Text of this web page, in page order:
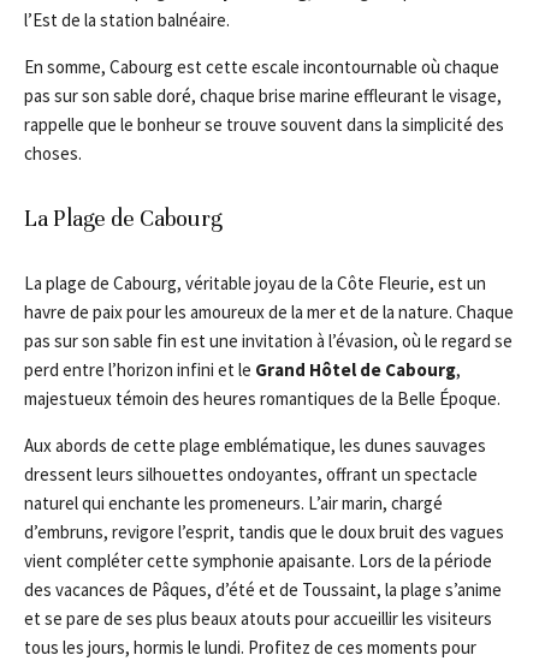
l’Est de la station balnéaire.
En somme, Cabourg est cette escale incontournable où chaque
pas sur son sable doré, chaque brise marine effleurant le visage,
rappelle que le bonheur se trouve souvent dans la simplicité des
choses.
La Plage de Cabourg
La plage de Cabourg, véritable joyau de la Côte Fleurie, est un
havre de paix pour les amoureux de la mer et de la nature. Chaque
pas sur son sable fin est une invitation à l’évasion, où le regard se
perd entre l’horizon infini et le Grand Hôtel de Cabourg,
majestueux témoin des heures romantiques de la Belle Époque.
Aux abords de cette plage emblématique, les dunes sauvages
dressent leurs silhouettes ondoyantes, offrant un spectacle
naturel qui enchante les promeneurs. L’air marin, chargé
d’embruns, revigore l’esprit, tandis que le doux bruit des vagues
vient compléter cette symphonie apaisante. Lors de la période
des vacances de Pâques, d’été et de Toussaint, la plage s’anime
et se pare de ses plus beaux atouts pour accueillir les visiteurs
tous les jours, hormis le lundi. Profitez de ces moments pour